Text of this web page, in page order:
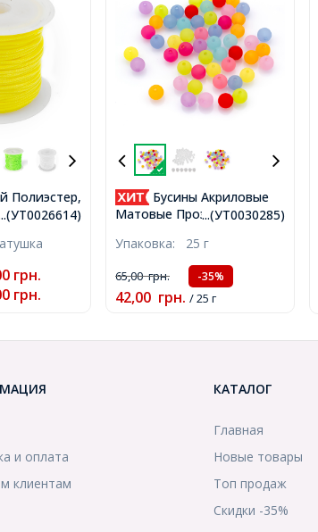
Полиэстер,
Макраме и
грн.
грн.
...(УТ0030285)
Бусины Акриловые
Матовые Прозрачные
Отверстие 2мм, около
90шт/25г, (УТ0030285)
Упаковка: 25 г
65,00грн. -35%
42,00 грн. / 25 г
и оплата
клиентам
КАТАЛОГ
Главная
Новые товары
Топ продаж
Скидки -35%